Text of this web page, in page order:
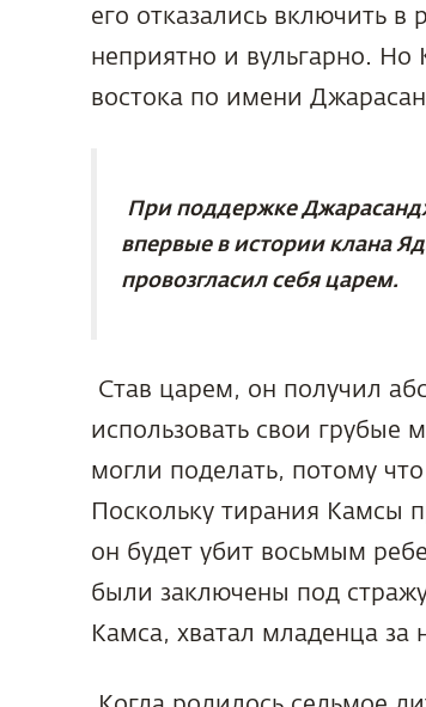
его отказались включить
неприятно и вульгарно.
востока по имени
При поддержке
впервые в истории клана
провозгласил себя царем.
Став царем, он получил
использовать свои грубые
могли поделать, потому
Поскольку тирания Камсы
он будет убит восьмым
были заключены под
Камса, хватал младенца за